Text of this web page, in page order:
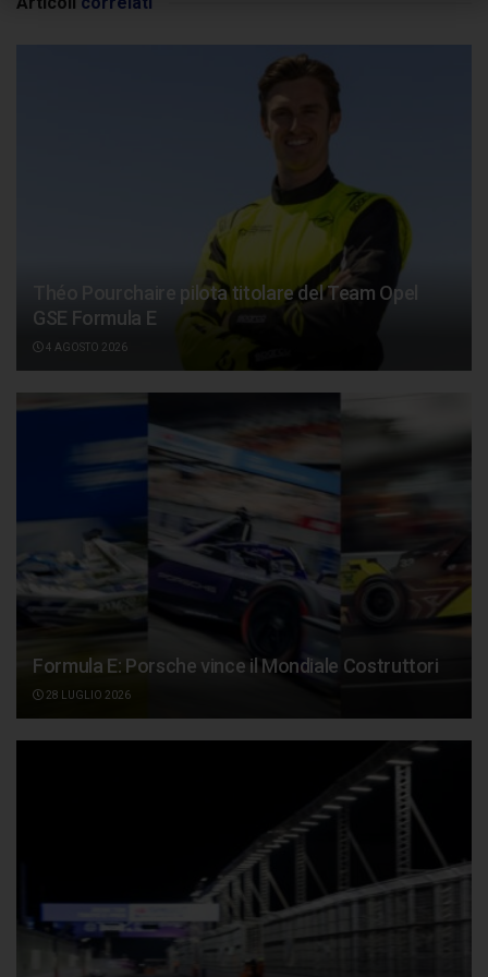
Théo Pourchaire pilota titolare del Team Opel
GSE Formula E
4 AGOSTO 2026
Formula E: Porsche vince il Mondiale Costruttori
28 LUGLIO 2026